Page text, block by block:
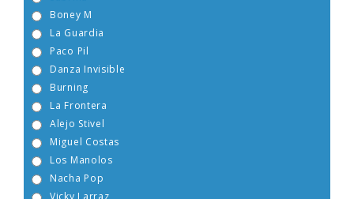
Boney M
Burning
Alejo Stivel
Miguel Costas
Nacha Pop